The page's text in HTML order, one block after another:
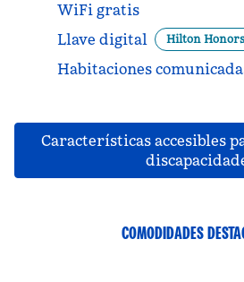
WiFi gratis
Llave digital
Hilton Honors
Habitaciones
Características accesibles
COMODIDADES
GIMNASIO